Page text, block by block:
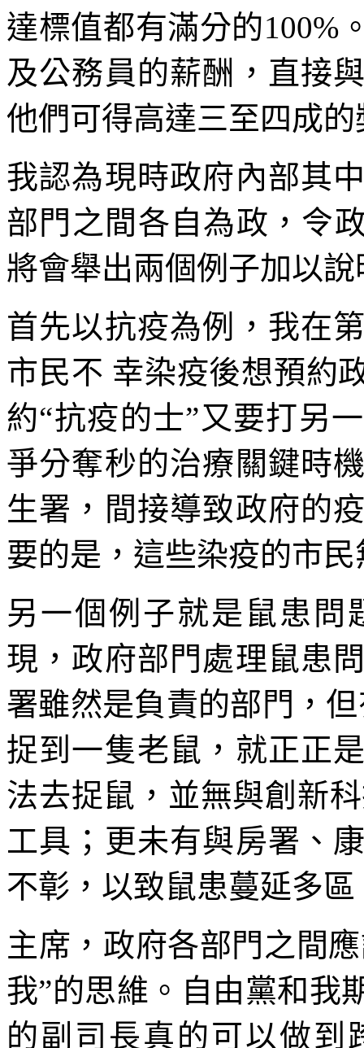
達標值都有滿分的100%
及公務員的薪酬，直接
他們可得高達三至四成
我認為現時政府內部其
部門之間各自為政，令
將會舉出兩個例子加以說
首先以抗疫為例，我在
市民不 幸染疫後想預約
約“抗疫的士”又要打另
爭分奪秒的治療關鍵時
生署，間接導致政府的
要的是，這些染疫的市
另一個例子就是鼠患問
現，政府部門處理鼠患
署雖然是負責的部門，
捉到一隻老鼠，就正正
法去捉鼠，並無與創新
工具；更未有與房署、
不彰，以致鼠患蔓延多區
主席，政府各部門之間
我”的思維。自由黨和我
的副司長真的可以做到